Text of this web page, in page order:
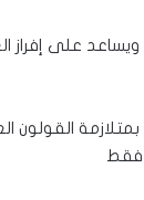
على إفراز
التجارب السريرية التي أُجريت
فقط